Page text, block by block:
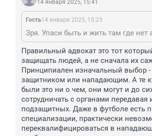
14 января 2025, 15:41
Гость14 января 2025, 15:23
Правильный адвокат это тот
защищать людей, а не сначала их
Принципиален изначальный выбор
защитником или нападающим. А те
были это ни о чем, они могут и до
сотрудничать с органами
подзащитных. Даже в футболе есть
специализации, практически
переквалифицироваться в